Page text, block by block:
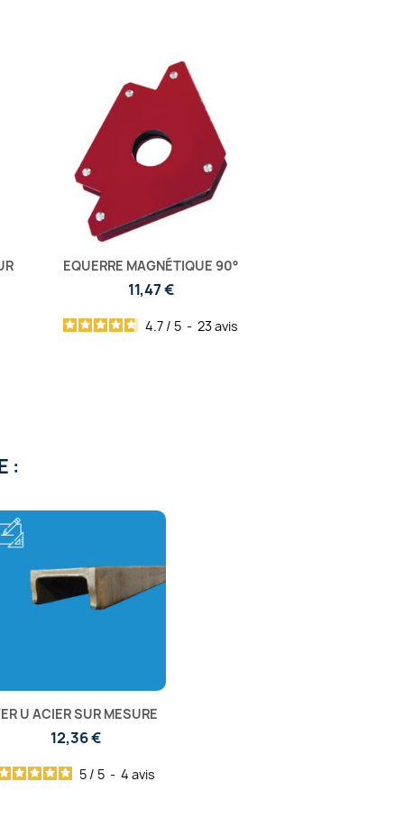
EQUERRE MAGNÉTIQUE 90°
11,47 €
4.7 / 5 - 23avis
:
U ACIER SUR MESURE
12,36 €
5 / 5 - 4 avis